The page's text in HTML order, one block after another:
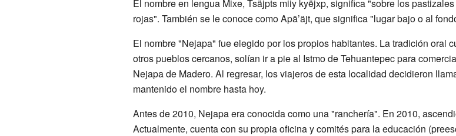
El nombre en lengua Mixe, Tsäjpts miiy kyëjxp, significa "sobre los
rojas". También se le conoce como Apä’äjt, que significa "lugar bajo o al
El nombre "Nejapa" fue elegido por los propios habitantes. La tradición oral
otros pueblos cercanos, solían ir a pie al Istmo de Tehuantepec para
Nejapa de Madero. Al regresar, los viajeros de esta localidad decidieron
mantenido el nombre hasta hoy.
Antes de 2010, Nejapa era conocida como una "ranchería". En 2010,
Actualmente, cuenta con su propia oficina y comités para la educación